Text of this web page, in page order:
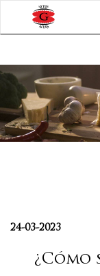
24-03-2023
¿Cómo